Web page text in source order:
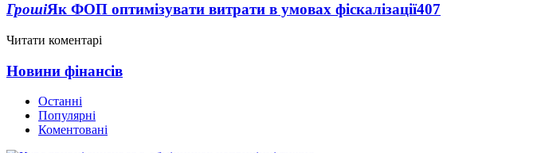
ГрошіЯк ФОП оптимізувати витрати в умовах фіскалізації407
Читати коментарі
Новини фінансів
Останні
Популярні
Коментовані